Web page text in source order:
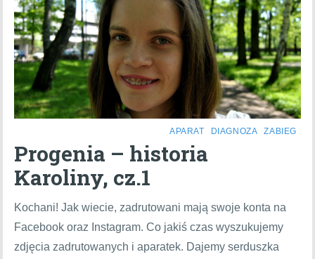
APARAT DIAGNOZA ZABIEG
Progenia – historia
Karoliny, cz.1
Kochani! Jak wiecie, zadrutowani mają swoje konta na
Facebook oraz Instagram. Co jakiś czas wyszukujemy
zdjęcia zadrutowanych i aparatek. Dajemy serduszka